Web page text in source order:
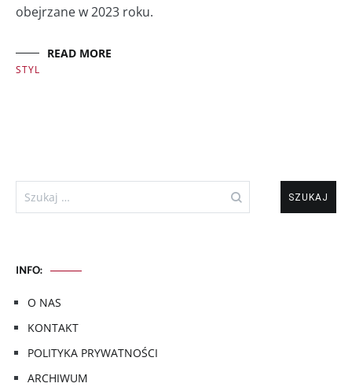
obejrzane w 2023 roku.
READ MORE
STYL
Szukaj:
INFO:
O NAS
KONTAKT
POLITYKA PRYWATNOŚCI
ARCHIWUM